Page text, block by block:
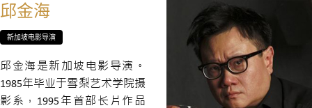
邱金海
新加坡电影导演
邱金海是新加坡电影导演。
1985年毕业于雪梨艺术学院摄
影系，1995年首部长片作品